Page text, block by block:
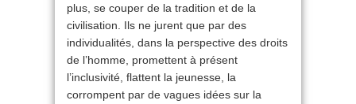
plus, se couper de la tradition et de la
civilisation. Ils ne jurent que par des
individualités, dans la perspective des droits
de l’homme, promettent à présent
l’inclusivité, flattent la jeunesse, la
corrompent par de vagues idées sur la